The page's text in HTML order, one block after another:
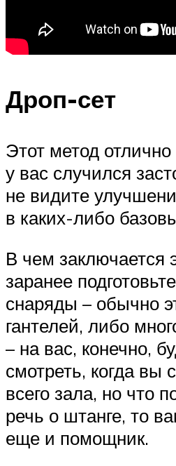
Дроп-сет
Этот метод
у вас случился
не видите
в каких-либо
В чем заключается
заранее
снаряды – обычно
гантелей, либо
– на вас, конечно,
смотреть, когда вы
всего зала, но что
речь о штанге, то
еще и помощник.